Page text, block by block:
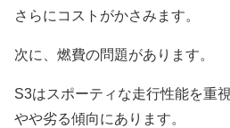
さらにコストがかさみます。
次に、燃費の問題があります。
S3はスポーティな走行性能を重
やや劣る傾向にあります。